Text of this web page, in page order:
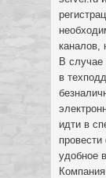
каналов,
В случае
в
идти в
удобное